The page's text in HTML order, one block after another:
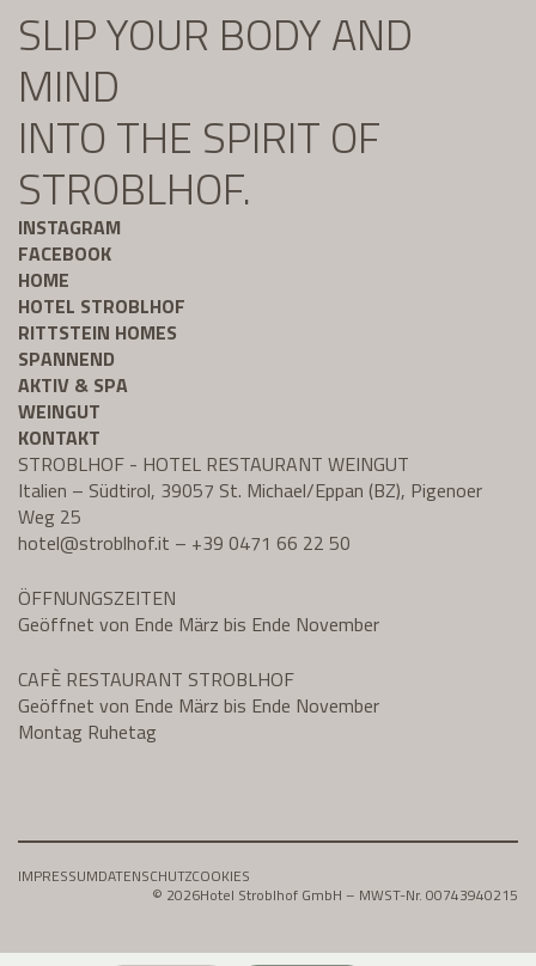
SLIP YOUR BODY AND
MIND
INTO THE SPIRIT OF
STROBLHOF.
INSTAGRAM
FACEBOOK
HOME
HOTEL STROBLHOF
RITTSTEIN HOMES
SPANNEND
AKTIV & SPA
WEINGUT
KONTAKT
STROBLHOF - HOTEL RESTAURANT WEINGUT
Italien – Südtirol, 39057 St. Michael/Eppan (BZ), Pigenoer
Weg 25
hotel@stroblhof.it – +39 0471 66 22 50
ÖFFNUNGSZEITEN
Geöffnet von Ende März bis Ende November
CAFÈ RESTAURANT STROBLHOF
Geöffnet von Ende März bis Ende November
Montag Ruhetag
IMPRESSUMDATENSCHUTZCOOKIES
© 2026Hotel Stroblhof GmbH – MWST-Nr. 00743940215